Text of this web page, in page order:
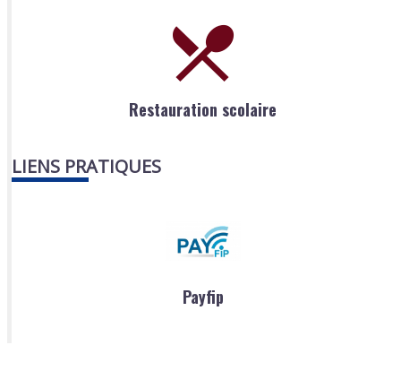
Restauration scolaire
LIENS PRATIQUES
Payfip